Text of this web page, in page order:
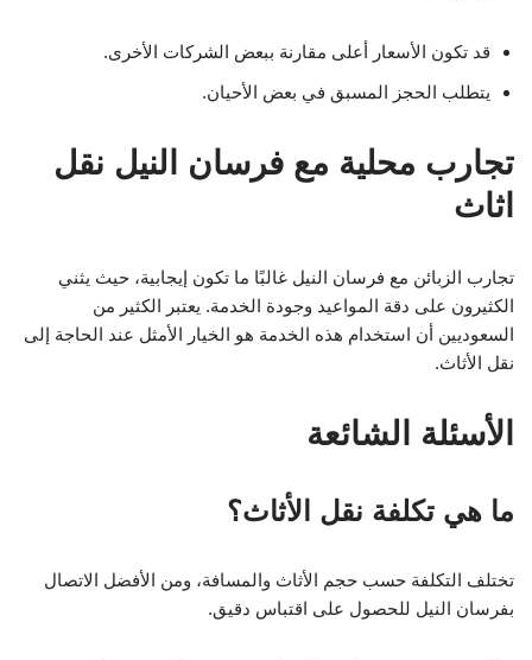
قد تكون الأسعار أعلى مقارنة ببعض الشركات الأخرى.
يتطلب الحجز المسبق في بعض الأحيان.
تجارب محلية مع فرسان النيل نقل
اثاث
تجارب الزبائن مع فرسان النيل غالبًا ما تكون إيجابية، حيث يثني
الكثيرون على دقة المواعيد وجودة الخدمة. يعتبر الكثير من
السعوديين أن استخدام هذه الخدمة هو الخيار الأمثل عند الحاجة إلى
نقل الأثاث.
الأسئلة الشائعة
ما هي تكلفة نقل الأثاث؟
تختلف التكلفة حسب حجم الأثاث والمسافة، ومن الأفضل الاتصال
بفرسان النيل للحصول على اقتباس دقيق.